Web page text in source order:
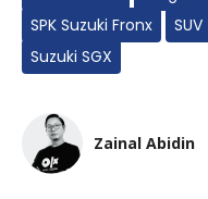
SPK Suzuki Fronx
Suzuki SGX
Zainal Abidin